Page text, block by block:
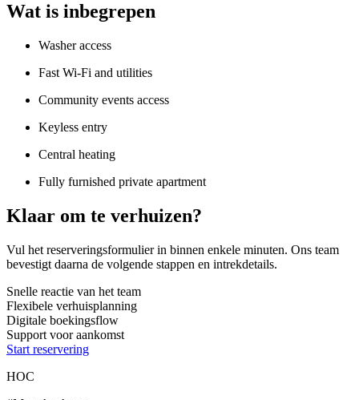
Wat is inbegrepen
Washer access
Fast Wi-Fi and utilities
Community events access
Keyless entry
Central heating
Fully furnished private apartment
Klaar om te verhuizen?
Vul het reserveringsformulier in binnen enkele minuten. Ons team
bevestigt daarna de volgende stappen en intrekdetails.
Snelle reactie van het team
Flexibele verhuisplanning
Digitale boekingsflow
Support voor aankomst
Start reservering
HOC